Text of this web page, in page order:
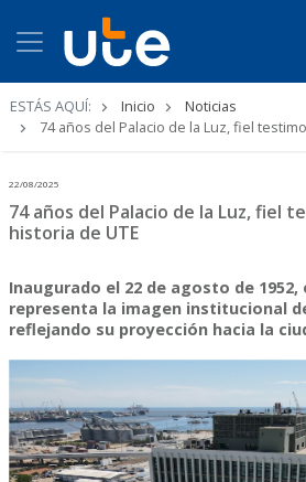
ESTÁS AQUÍ: Inicio
Noticias
74 años del Palacio de la Luz, fiel
22/08/2025
74 años del Palacio de la Luz, fiel
historia de UTE
Inaugurado el 22 de agosto de
representa la imagen institucional
reflejando su proyección hacia la